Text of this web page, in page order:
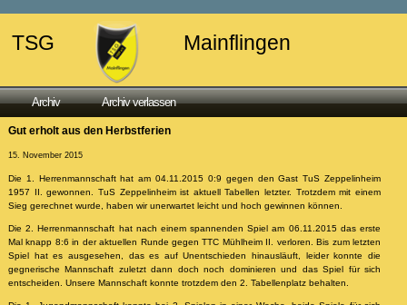
TSG Mainflingen
Archiv Archiv verlassen
Gut erholt aus den Herbstferien
15. November 2015
Die 1. Herrenmannschaft hat am 04.11.2015 0:9 gegen den Gast TuS Zeppelinheim
1957 II. gewonnen. TuS Zeppelinheim ist aktuell Tabellen letzter. Trotzdem mit einem
Sieg gerechnet wurde, haben wir unerwartet leicht und hoch gewinnen können.
Die 2. Herrenmannschaft hat nach einem spannenden Spiel am 06.11.2015 das erste
Mal knapp 8:6 in der aktuellen Runde gegen TTC Mühlheim II. verloren. Bis zum letzten
Spiel hat es ausgesehen, das es auf Unentschieden hinausläuft, leider konnte die
gegnerische Mannschaft zuletzt dann doch noch dominieren und das Spiel für sich
entscheiden. Unsere Mannschaft konnte trotzdem den 2. Tabellenplatz behalten.